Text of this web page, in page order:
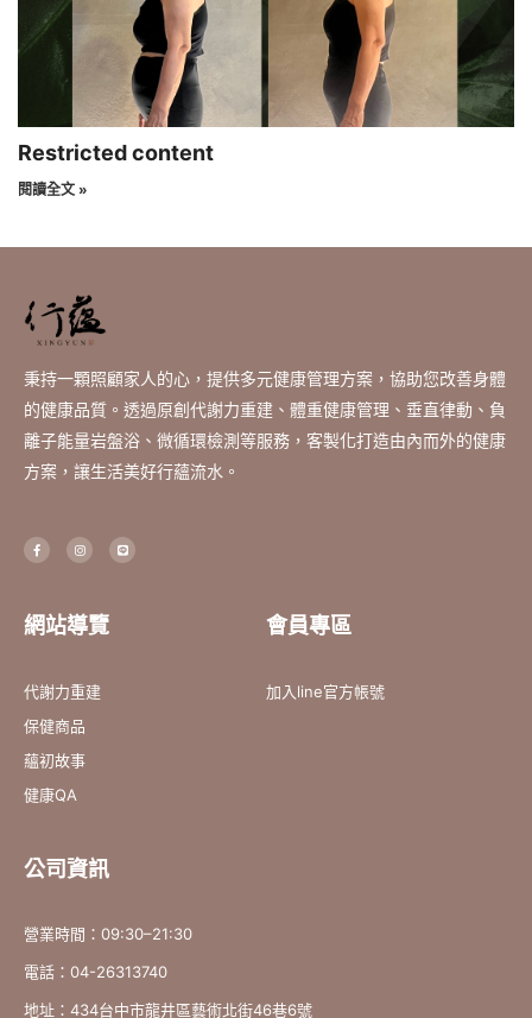
Restricted content
閱讀全文 »
秉持一顆照顧家人的心，提供多元健康管理方案，協助您改善身體
的健康品質。透過原創代謝力重建、體重健康管理、垂直律動、負
離子能量岩盤浴、微循環檢測等服務，客製化打造由內而外的健康
方案，讓生活美好行蘊流水。
F
a
c
k
-
I
n
s
a
m
L
i
n
網站導覽
代謝力重建
保健商品
蘊初故事
健康QA
會員專區
加入line官方帳號
公司資訊
營業時間：09:30–21:30
電話：04-26313740
地址：434台中市龍井區藝術北街46巷6號